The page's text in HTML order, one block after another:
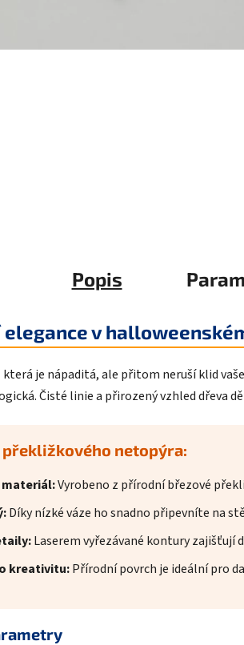
Popis
elegance v
je nápaditá, ale přitom neruší klid
Čisté linie a přirozený vzhled dřeva
netopýra:
Vyrobeno z přírodní březové
Díky nízké váze ho snadno připevníte na
Laserem vyřezávané kontury zajišťují
kreativitu:Přírodní povrch je ideální pro